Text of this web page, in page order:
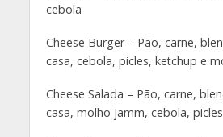
cebola
Cheese Burger – Pão, carne,
casa, cebola, picles, ketchup e
Cheese Salada – Pão, carne,
casa, molho jamm, cebola,